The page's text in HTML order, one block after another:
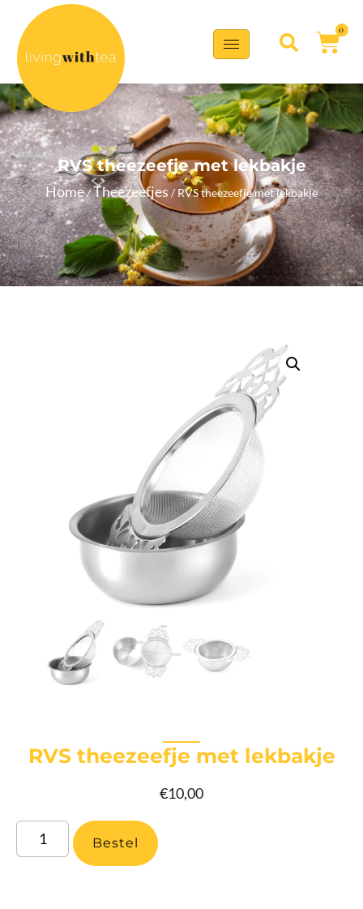
0
RVS theezeefje met lekbakje
Home/Theezeefjes / RVS theezeefje met lekbakje
RVS theezeefje met lekbakje
€10,00
Bestel